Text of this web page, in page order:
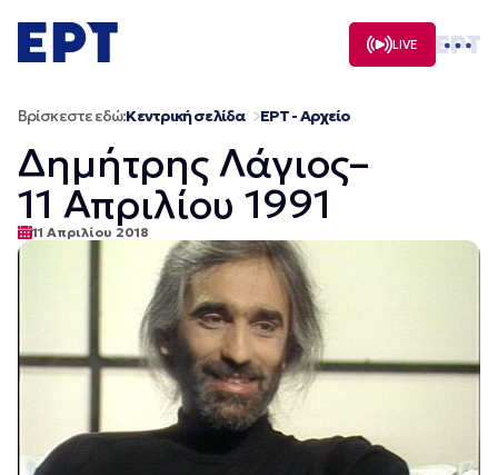
σε
περιεχόμενο
LIVE
Βρίσκεστε εδώ:Κεντρική σελίδα ΕΡΤ - Αρχείο
Δημήτρης Λάγιος–
11 Απριλίου 1991
11 Απριλίου 2018